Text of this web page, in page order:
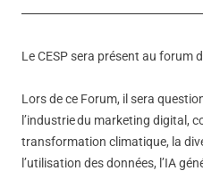
Le CESP sera présent au forum
Lors de ce Forum, il sera
l’industrie du marketing digital,
transformation climatique, la
l’utilisation des données, l’IA